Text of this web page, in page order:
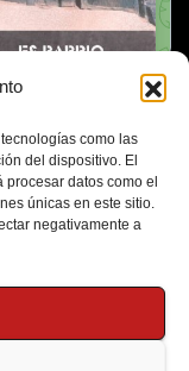
como las
del dispositivo. El
datos como el
únicas en este sitio.
negativamente a